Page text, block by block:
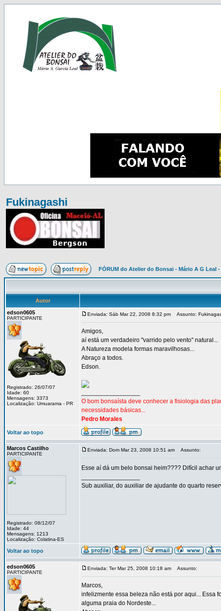
Fukinagashi
FÓRUM do Atelier do Bonsai - Mário A G Leal
Autor
edson0605
PARTICIPANTE
Registrado: 26/07/07
Idade: 60
Mensagens: 3373
Localização: Umuarama - PR
Enviada: Sáb Mar 22, 2008 8:32 pm Assunto:
Amigos,
aí está um verdadeiro "varrido pelo vento" natural...
A Natureza modela formas maravilhosas...
Abraço a todos.
Edson.
O bom bonsaísta deve conhecer a fisiologia das
necessidades básicas...
Pedro Morales
Voltar ao topo
Marcos Castilho
PARTICIPANTE
Registrado: 08/12/07
Idade: 44
Mensagens: 1213
Localização: Colatina-ES
Enviada: Dom Mar 23, 2008 10:51 am Assunto:
Esse aí dá um belo bonsai heim???? Difícil achar
Sub auxiliar, do auxiliar de ajudante do quarto
Voltar ao topo
edson0605
PARTICIPANTE
Enviada: Ter Mar 25, 2008 10:18 am Assunto:
Marcos,
infelizmente essa beleza não está por aqui... Essa
alguma praia do Nordeste...